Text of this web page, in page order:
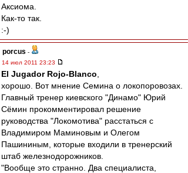
Аксиома.
Как-то так.
:-)
porcus -
14 июл 2011 23:23
El Jugador Rojo-Blanco
хорошо. Вот мнение Семина о локопоровозах.
Главный тренер киевского "Динамо" Юрий
Сёмин прокомментировал решение
руководства "Локомотива" расстаться с
Владимиром Маминовым и Олегом
Пашининым, которые входили в тренерский
штаб железнодорожников.
"Вообще это странно. Два специалиста,